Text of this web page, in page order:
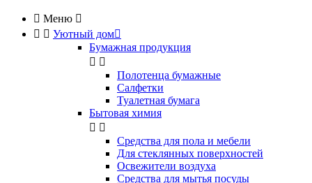
 Меню 
  Уютный дом
Бумажная продукция
 
Полотенца бумажные
Салфетки
Туалетная бумага
Бытовая химия
 
Cредства для пола и мебели
Для стеклянных поверхностей
Освежители воздуха
Средства для мытья посуды